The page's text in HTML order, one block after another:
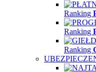
Ranking
Ranking
Ranking